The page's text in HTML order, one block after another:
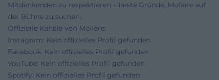
Mitdenkenden zu respektieren – beste Gründe, Molière auf
der Bühne zu suchen.
Offizielle Kanäle von Molière:
Instagram: Kein offizielles Profil gefunden
Facebook: Kein offizielles Profil gefunden
YouTube: Kein offizielles Profil gefunden
Spotify: Kein offizielles Profil gefunden